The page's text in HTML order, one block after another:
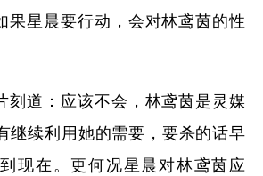
果星晨要行动，会对林鸢茵的性
刻道：应该不会，林鸢茵是灵媒
继续利用她的需要，要杀的话早
现在。更何况星晨对林鸢茵应